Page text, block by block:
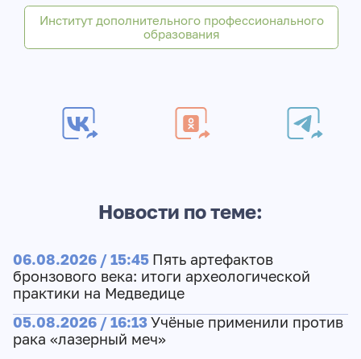
Институт дополнительного профессионального
образования
Новости по теме:
06.08.2026 / 15:45 Пять артефактов
бронзового века: итоги археологической
практики на Медведице
05.08.2026 / 16:13Учёные применили против
рака «лазерный меч»